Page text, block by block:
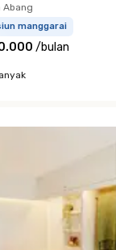
Abang
manggarai
/bulan